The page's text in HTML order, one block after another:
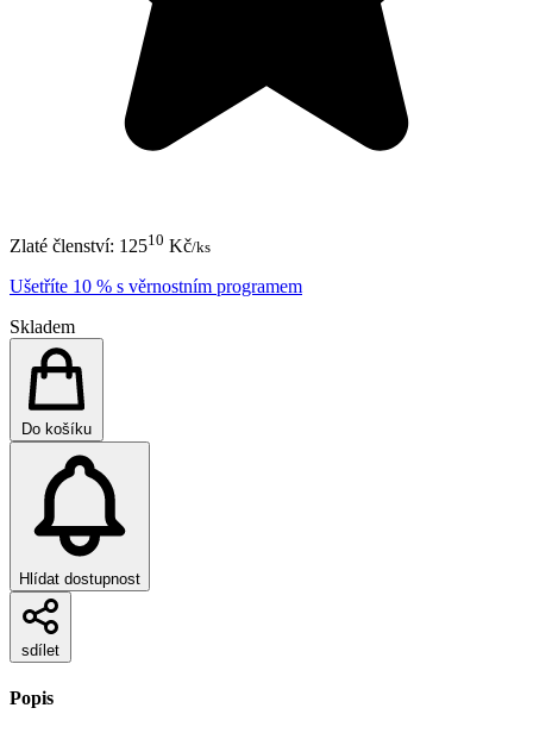
Zlaté členství: 12510 Kč/ks
Ušetříte 10 % s věrnostním programem
Skladem
Do košíku
Hlídat dostupnost
sdílet
Popis